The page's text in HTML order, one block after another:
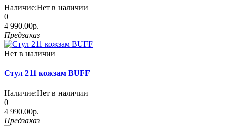
Наличие:Нет в наличии
0
4 990.00р.
Предзаказ
Нет в наличии
Стул 211 кожзам BUFF
Наличие:Нет в наличии
0
4 990.00р.
Предзаказ